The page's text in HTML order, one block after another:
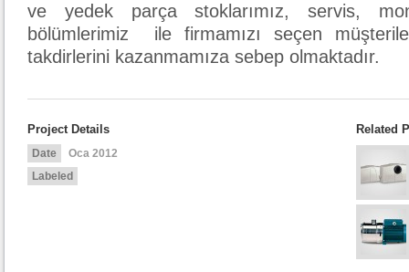
ve yedek parça stoklarımız, servis,
bölümlerimiz ile firmamızı seçen
takdirlerini kazanmamıza sebep olmaktadır.
Project Details
Date
Oca 2012
Labeled
Related